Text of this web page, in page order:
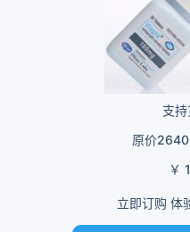
支
原价
￥
立即订购 体